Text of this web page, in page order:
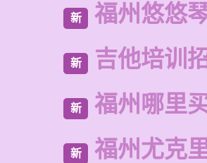
新 福州悠悠
新 吉他培训
新 福州哪里
新 福州尤克